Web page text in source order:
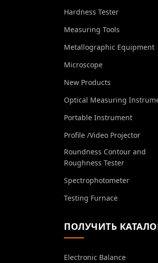
Hardness Tester
Measuring Tools
Metallographic Equipment
Microscope
New Products
Optical Measuring
Portable Instrument
Profile /Video Projector
Roundness Contour and
Roughness Tester
Spectrophotometer
Testing Furnace
ПОЛУЧИТЬ
Electronic Balance